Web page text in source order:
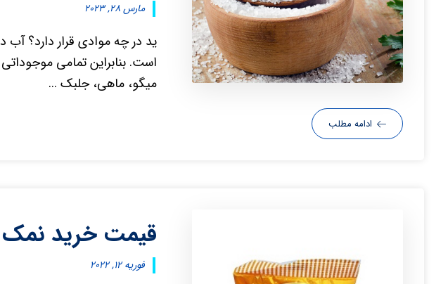
مارس ۲۸, ۲۰۲۳
ید در چه موادی قرار دارد؟ آب
است. بنابراین تمامی
میگو، ماهی، جلبک ...
ادامه مطلب
قیمت خرید نمک
فوریه ۱۲, ۲۰۲۲